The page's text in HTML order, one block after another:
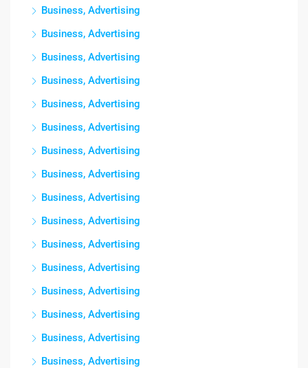
Business, Advertising
Business, Advertising
Business, Advertising
Business, Advertising
Business, Advertising
Business, Advertising
Business, Advertising
Business, Advertising
Business, Advertising
Business, Advertising
Business, Advertising
Business, Advertising
Business, Advertising
Business, Advertising
Business, Advertising
Business, Advertising